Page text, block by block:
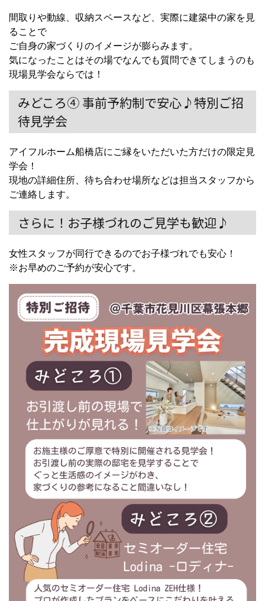
間取りや動線、収納スペースなど、実際に建築中の家を見
ることで
ご自身の家づくりのイメージが膨らみます。
気になったことはその場でなんでも質問できてしまうのも
現場見学会ならでは！
みどころ④ 事前予約制で安心♪特別ご招
待見学会
アイフルホーム船橋店にご縁をいただいた方だけの限定見
学会！
現地の詳細住所、待ち合わせ場所などは担当スタッフから
ご連絡します。
さらに！お子様づれのご見学も歓迎♪
女性スタッフが同行できるのでお子様づれでも安心！
※お早めのご予約が安心です。